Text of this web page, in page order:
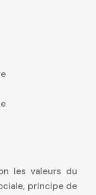
les valeurs du
principe de